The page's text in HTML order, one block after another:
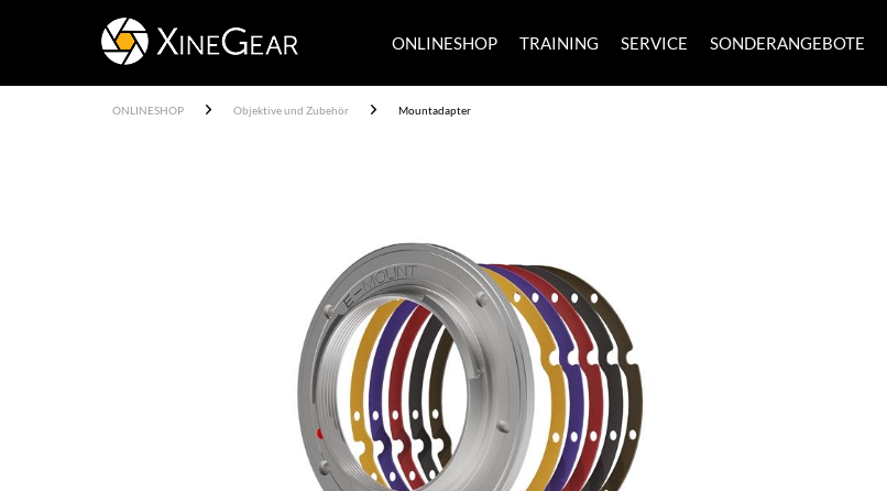
ONLINESHOP TRAINING SERVICE SONDERANGEBOTE
ONLINESHOP Objektive und Zubehör Mountadapter